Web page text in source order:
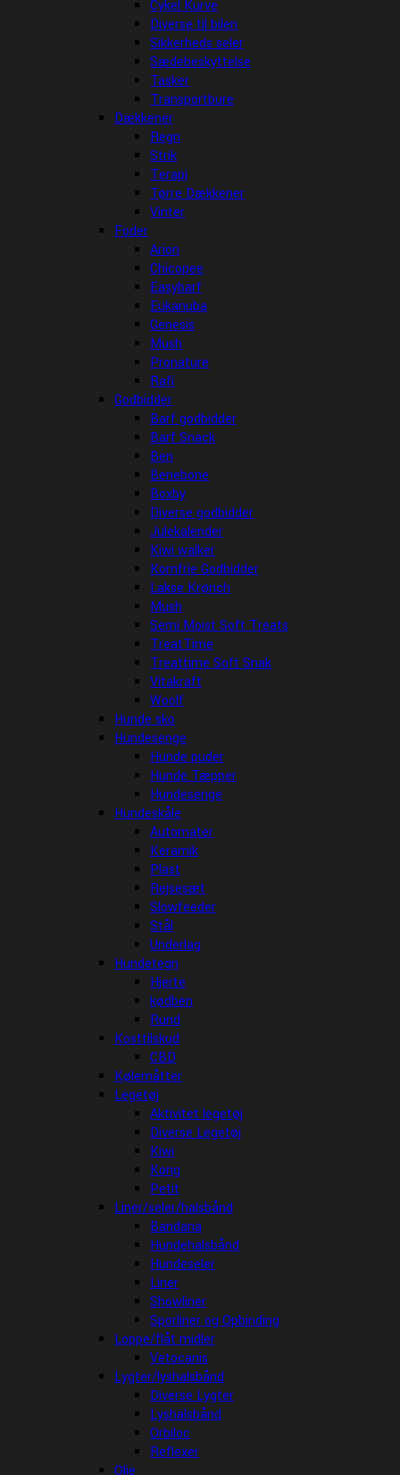
Cykel Kurve
Diverse til bilen
Sikkerheds seler
Sædebeskyttelse
Tasker
Transportbure
Dækkener
Regn
Strik
Terapi
Tørre Dækkener
Vinter
Foder
Arion
Chicopee
Easybarf
Eukanuba
Genesis
Mush
Pronature
Rafi
Godbidder
Barf godbidder
Barf Snack
Ben
Benebone
Boxby
Diverse godbidder
Julekalender
Kiwi walker
Kornfrie Godbidder
Lakse Krønch
Mush
Semi Moist Soft Treats
TreatTime
Treattime Soft Snak
Vitakraft
Woolf
Hunde sko
Hundesenge
Hunde puder
Hunde Tæpper
Hundesenge
Hundeskåle
Automater
Keramik
Plast
Rejsesæt
Slowfeeder
Stål
Underlag
Hundetegn
Hjerte
kødben
Rund
Kosttilskud
CBD
Kølemåtter
Legetøj
Aktivitet legetøj
Diverse Legetøj
Kiwi
Kong
Petit
Liner/seler/halsbånd
Bandana
Hundehalsbånd
Hundeseler
Liner
Showliner
Sporliner og Opbinding
Loppe/flåt midler
Vetocanis
Lygter/lyshalsbånd
Diverse Lygter
Lyshalsbånd
Orbiloc
Reflexer
Olie